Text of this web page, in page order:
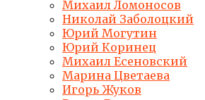
Михаил Ломоносов
Николай Заболоцкий
Юрий Могутин
Юрий Коринец
Михаил Есеновский
Марина Цветаева
Игорь Жуков